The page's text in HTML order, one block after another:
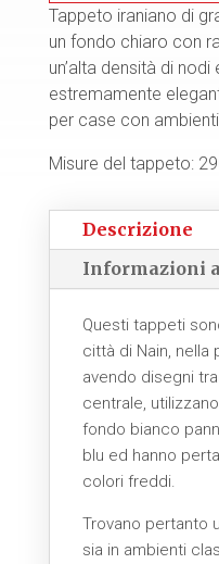
Tappeto iraniano di
un fondo chiaro con
un’alta densità di
estremamente
per case con
Misure del tappeto:
Descrizione
Informazioni
Questi tappeti
città di Nain, nella
avendo disegni
centrale,
fondo bianco
blu ed hanno
colori freddi.
Trovano pertanto
sia in ambienti